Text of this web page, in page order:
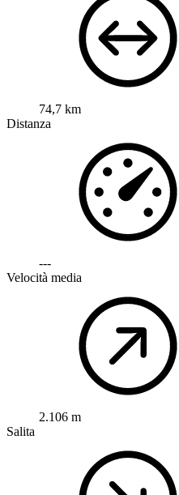
74,7 km
Distanza
---
Velocità media
2.106 m
Salita